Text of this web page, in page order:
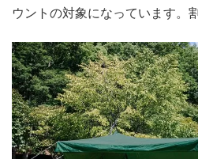
ウントの対象になっています。